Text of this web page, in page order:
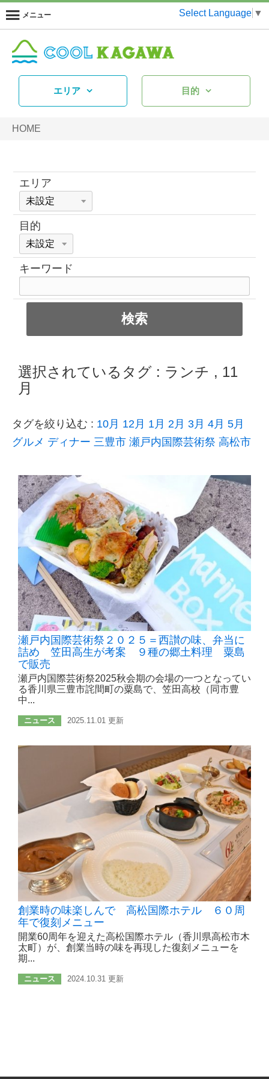
メニュー Select Language ▼
エリア 目的
HOME
エリア
目的
キーワード
選択されているタグ : ランチ , 11
月
タグを絞り込む : 10月 12月 1月 2月 3月 4月 5月
グルメ ディナー 三豊市 瀬戸内国際芸術祭 高松市
瀬戸内国際芸術祭２０２５＝西讃の味、弁当に
詰め 笠田高生が考案 ９種の郷土料理 粟島
で販売
瀬戸内国際芸術祭2025秋会期の会場の一つとなってい
る香川県三豊市詫間町の粟島で、笠田高校（同市豊
中...
ニュース 2025.11.01 更新
創業時の味楽しんで 高松国際ホテル ６０周
年で復刻メニュー
開業60周年を迎えた高松国際ホテル（香川県高松市木
太町）が、創業当時の味を再現した復刻メニューを
期...
ニュース 2024.10.31 更新